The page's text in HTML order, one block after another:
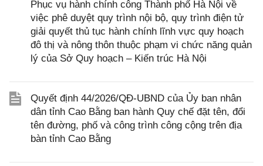
Phục vụ hành chính công Thành phố Hà Nội về
việc phê duyệt quy trình nội bộ, quy trình điện tử
giải quyết thủ tục hành chính lĩnh vực quy hoạch
đô thị và nông thôn thuộc phạm vi chức năng quản
lý của Sở Quy hoạch – Kiến trúc Hà Nội
Quyết định 44/2026/QĐ-UBND của Ủy ban nhân
dân tỉnh Cao Bằng ban hành Quy chế đặt tên, đổi
tên đường, phố và công trình công cộng trên địa
bàn tỉnh Cao Bằng